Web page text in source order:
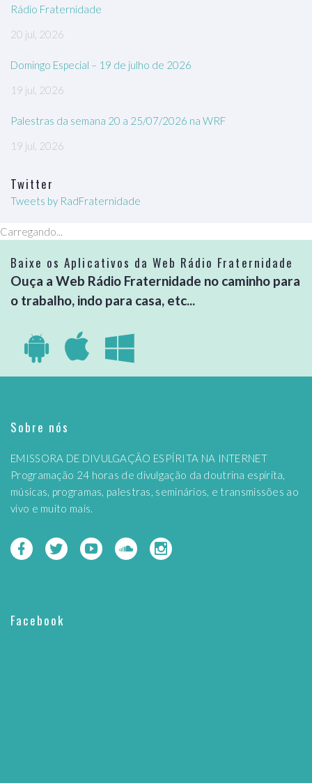
Rádio Fraternidade
20 jul, 2026
Domingo Especial – 19 de julho de 2026
19 jul, 2026
Palestras da semana 20 a 25/07/2026 na WRF
19 jul, 2026
Twitter
Tweets by RadFraternidade
Carregando...
Baixe os Aplicativos da Web Rádio Fraternidade
Ouça a Web Rádio Fraternidade no caminho para
o trabalho, indo para casa, etc...
Sobre nós
EMISSORA DE DIVULGAÇÃO ESPÍRITA NA INTERNET
Programação 24 horas de divulgação da doutrina espírita,
músicas, programas, palestras, seminários, e transmissões ao
vivo e muito mais.
Facebook